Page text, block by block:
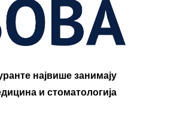
највише занимају
и стоматологија